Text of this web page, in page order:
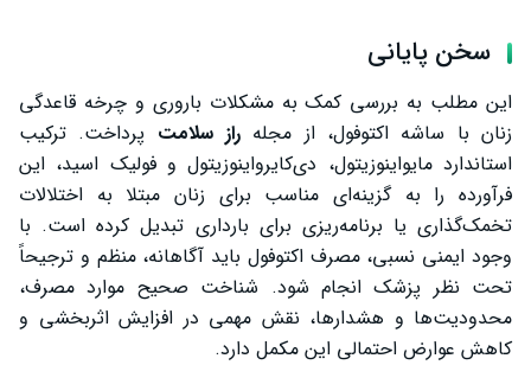
سخن پایانی
این مطلب به بررسی کمک به مشکلات باروری و چرخه قاعدگی
زنان با ساشه اکتوفول، از مجله راز سلامت پرداخت. ترکیب
استاندارد مایواینوزیتول، دی‌کایرواینوزیتول و فولیک اسید، این
فرآورده را به گزینه‌ای مناسب برای زنان مبتلا به اختلالات
تخمک‌گذاری یا برنامه‌ریزی برای بارداری تبدیل کرده است. با
وجود ایمنی نسبی، مصرف اکتوفول باید آگاهانه، منظم و ترجیحاً
تحت نظر پزشک انجام شود. شناخت صحیح موارد مصرف،
محدودیت‌ها و هشدارها، نقش مهمی در افزایش اثربخشی و
کاهش عوارض احتمالی این مکمل دارد.